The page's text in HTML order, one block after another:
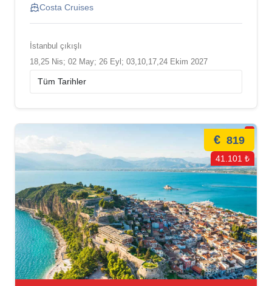
Costa Cruises
İstanbul çıkışlı
18,25 Nis; 02 May; 26 Eyl; 03,10,17,24 Ekim 2027
€ 819
41.101 ₺